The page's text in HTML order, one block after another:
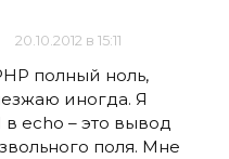
20.10.2012 в 15:11
полный ноль,
иногда. Я
echo – это вывод
поля. Мне